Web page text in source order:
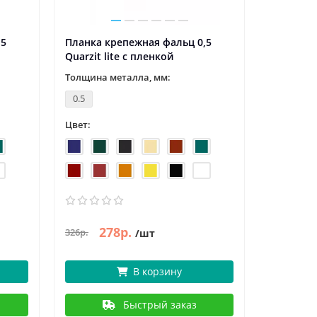
Планка крепежная фальц 0,5
Quarzit lite с пленкой
Толщина металла, мм:
0.5
Цвет:
326р. 278р. /шт
В корзину
Быстрый заказ